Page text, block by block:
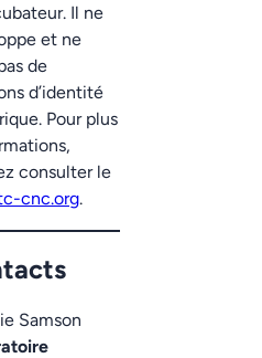
Il ne
et ne
de
d’identité
Pour plus
consulter le
cnc.org.
Samson